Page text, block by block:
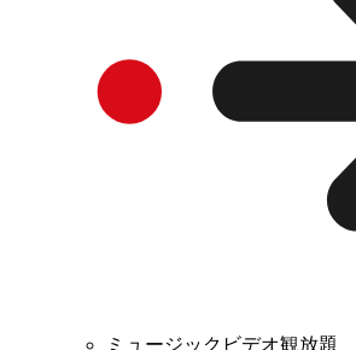
ミュージックビデオ観放題